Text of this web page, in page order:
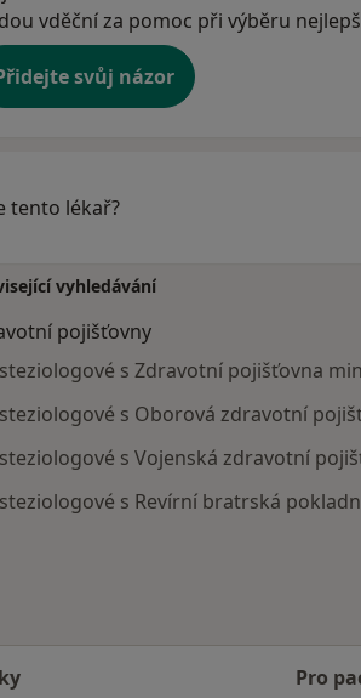
vděční za pomoc při výběru
svůj názor
tento lékař?
vyhledávání
pojišťovny
s Zdravotní pojišťovna
s Oborová zdravotní
s Vojenská zdravotní
s Revírní bratrská
Pro